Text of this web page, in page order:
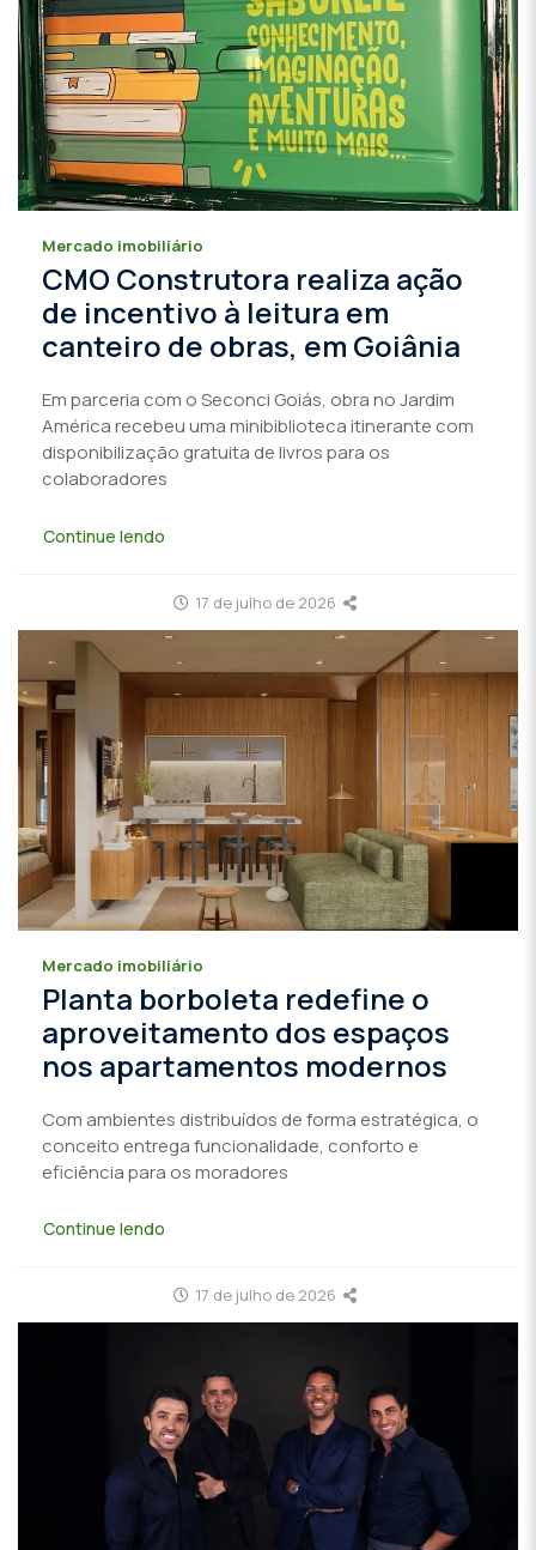
Mercado imobiliário
CMO Construtora realiza ação
de incentivo à leitura em
canteiro de obras, em Goiânia
Em parceria com o Seconci Goiás, obra no Jardim
América recebeu uma minibiblioteca itinerante com
disponibilização gratuita de livros para os
colaboradores
Continue lendo
17 de julho de 2026
Mercado imobiliário
Planta borboleta redefine o
aproveitamento dos espaços
nos apartamentos modernos
Com ambientes distribuídos de forma estratégica, o
conceito entrega funcionalidade, conforto e
eficiência para os moradores
Continue lendo
17 de julho de 2026